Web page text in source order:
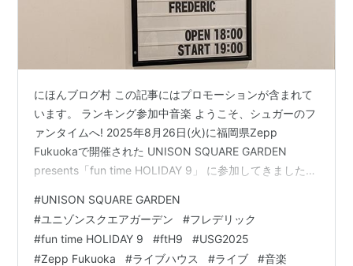
にほんブログ村 この記事にはプロモーションが含まれて
います。 ランキング参加中音楽 ようこそ、シュガーのフ
ァンタイムへ! 2025年8月26日(火)に福岡県Zepp
Fukuokaで開催された UNISON SQUARE GARDEN
presents「fun time HOLIDAY 9」 に参加してきました。
弾! 対バン相手はフレデリック! インテックス大阪で開催
された USG20th Anniversary LIVE FINALE『fun time
tribute』supported by FM802 35th "Be FUNKY!!"…
#UNISON SQUARE GARDEN
#ユニゾンスクエアガーデン #フレデリック
#fun time HOLIDAY 9 #ftH9 #USG2025
#Zepp Fukuoka #ライブハウス #ライブ #音楽